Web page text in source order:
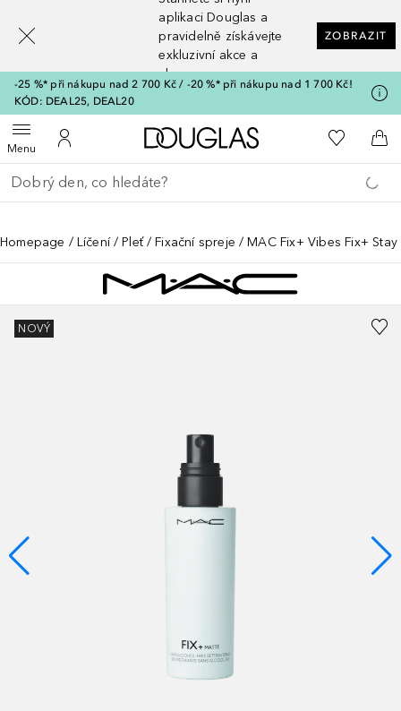
aplikaci Douglas a
pravidelně získávejte
exkluzivní akce a
slevy
ZOBRAZIT
-25 %* při nákupu nad 2 700 Kč / -20 %* při nákupu nad 1 700 Kč!
KÓD: DEAL25, DEAL20
MenuOtevřít menuK mému účtu
Domů K mému
Do
Vraťte se
Proveďte vyhledávání
Homepage Líčení Pleť Fixační spreje MAC Fix+ Vibes Fix+
NOVÝ
[navigation.slideout.screenreader]